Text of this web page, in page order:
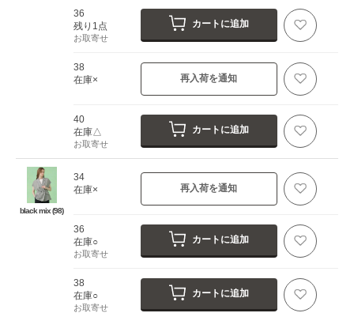
36
残り1点
お取寄せ
カートに追加
38
在庫×
再入荷を通知
40
在庫△
お取寄せ
カートに追加
black mix (98)
34
在庫×
再入荷を通知
36
在庫○
お取寄せ
カートに追加
38
在庫○
お取寄せ
カートに追加